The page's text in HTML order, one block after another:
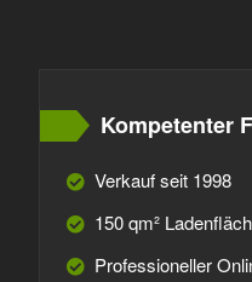
Kompetenter
Verkauf seit 1998
150 qm²
Professioneller